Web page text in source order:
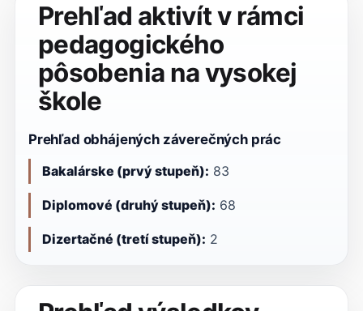
Prehľad aktivít v rámci
pedagogického
pôsobenia na vysokej
škole
Prehľad obhájených záverečných prác
Bakalárske (prvý stupeň): 83
Diplomové (druhý stupeň): 68
Dizertačné (tretí stupeň): 2